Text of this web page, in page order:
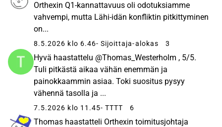
Orthexin Q1-kannattavuus oli odotuksiamme
vahvempi, mutta Lähi-idän konfliktin pitkittyminen
on...
8.5.2026 klo 6.46- Sijoittaja-alokas 3
Hyvä haastattelu @Thomas_Westerholm , 5/5.
Tuli pitkästä aikaa vähän enemmän ja
painokkaammin asiaa. Toki suositus pysyy
vähennä tasolla ja ...
7.5.2026 klo 11.45- TTTT 6
Thomas haastatteli Orthexin toimitusjohtaja